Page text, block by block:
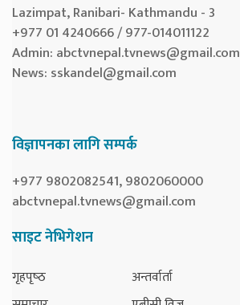
Lazimpat, Ranibari- Kathmandu - 3
+977 01 4240666 / 977-014011122
Admin: abctvnepal.tvnews@gmail.com
News: sskandel@gmail.com
विज्ञापनका लागि सम्पर्क
+977 9802082541, 9802060000
abctvnepal.tvnews@gmail.com
साइट नेभिगेशन
गृहपृष्‍ठ
अन्तर्वार्ता